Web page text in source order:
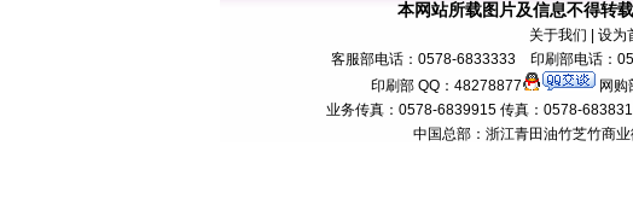
本网站所载图片及信息不得转
关于我们 | 设
客服部电话：0578-6833333 印刷部电话：
印刷部 QQ：48278877
网
业务传真：0578-6839915 传真：0578-
中国总部：浙江青田油竹芝竹商